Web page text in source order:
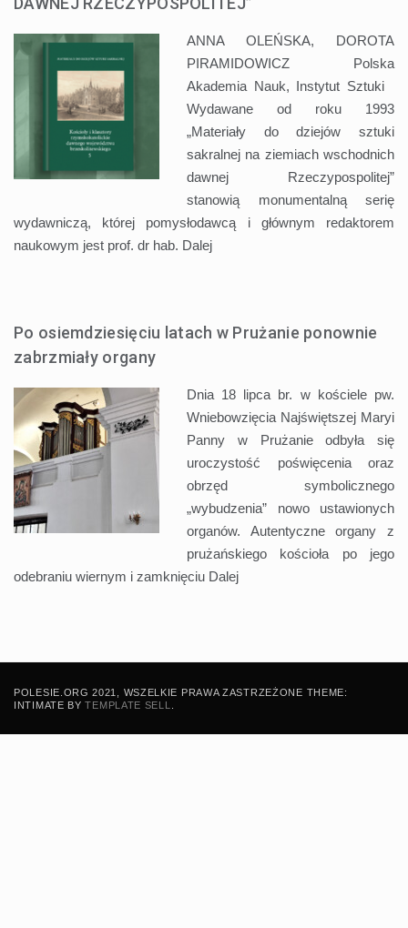
ANNA OLEŃSKA, DOROTA
PIRAMIDOWICZ Polska
Akademia Nauk, Instytut Sztuki
Wydawane od roku 1993
„Materiały do dziejów sztuki
sakralnej na ziemiach wschodnich
dawnej Rzeczypospolitej”
stanowią monumentalną serię
wydawniczą, której pomysłodawcą i głównym redaktorem
naukowym jest prof. dr hab. Dalej
Po osiemdziesięciu latach w Prużanie ponownie
zabrzmiały organy
Dnia 18 lipca br. w kościele pw.
Wniebowzięcia Najświętszej Maryi
Panny w Prużanie odbyła się
uroczystość poświęcenia oraz
obrzęd symbolicznego
„wybudzenia” nowo ustawionych
organów. Autentyczne organy z
prużańskiego kościoła po jego
odebraniu wiernym i zamknięciu Dalej
POLESIE.ORG 2021, WSZELKIE PRAWA ZASTRZEŻONE THEME:
INTIMATE BYTEMPLATE SELL